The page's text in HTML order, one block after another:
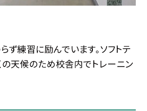
ず練習に励んでいます。ソフトテ
の天候のため校舎内でトレーニン